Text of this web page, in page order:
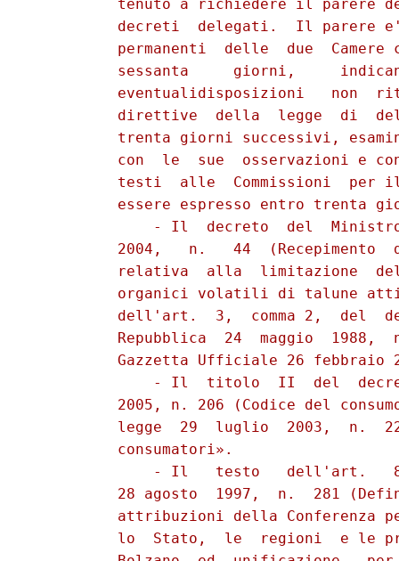
tenuto a richiedere il parere
decreti  delegati.  Il parere
permanenti  delle  due  Camere
sessanta     giorni,
eventualidisposizioni   non
direttive  della  legge  di
trenta giorni successivi,
con  le  sue  osservazioni e
testi  alle  Commissioni  per
essere espresso entro trenta
- Il  decreto  del
2004,   n.   44  (Recepimento
relativa  alla  limitazione
organici volatili di talune
dell'art.  3,  comma 2,  del
Repubblica  24  maggio  1988,
Gazzetta Ufficiale 26 febbraio
- Il  titolo  II  del
2005, n. 206 (Codice del
legge  29  luglio  2003,  n.
          consumatori».
- Il   testo   dell'art.
28 agosto  1997,  n.  281
attribuzioni della Conferenza
lo  Stato,  le  regioni  e le